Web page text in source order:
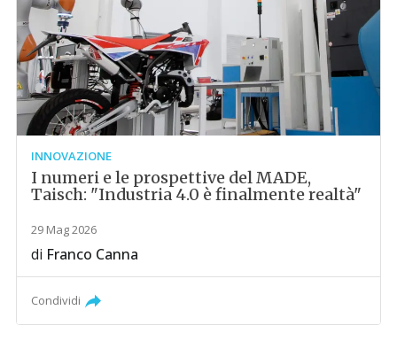
INNOVAZIONE
I numeri e le prospettive del MADE,
Taisch: "Industria 4.0 è finalmente realtà"
29 Mag 2026
di Franco Canna
Condividi